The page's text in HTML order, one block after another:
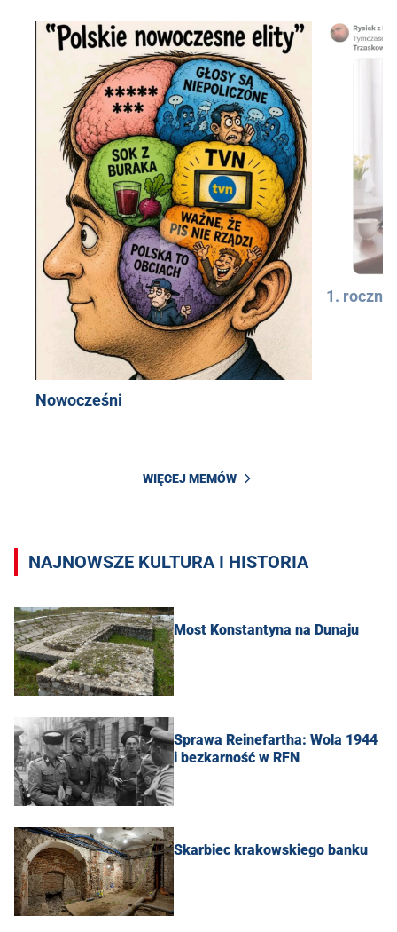
Nowocześni
1.
WIĘCEJ MEMÓW
NAJNOWSZE KULTURA I HISTORIA
Most Konstantyna na Dunaju
Sprawa Reinefartha: Wola 1944
i bezkarność w RFN
Skarbiec krakowskiego banku